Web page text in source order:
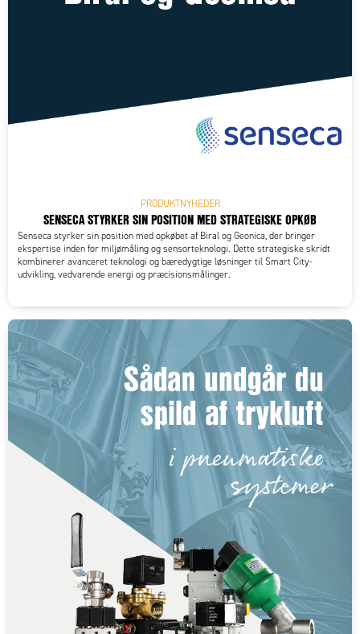
PRODUKTNYHEDER
SENSECA STYRKER SIN POSITION MED STRATEGISKE OPKØB
Senseca styrker sin position med opkøbet af Biral og Geonica, der bringer
ekspertise inden for miljømåling og sensorteknologi. Dette strategiske skridt
kombinerer avanceret teknologi og bæredygtige løsninger til Smart City-
udvikling, vedvarende energi og præcisionsmålinger.